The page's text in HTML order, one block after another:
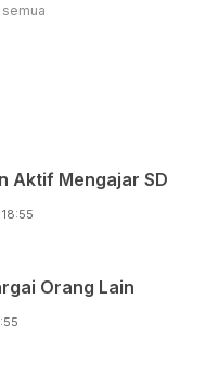
Aktif Mengajar SD
Orang Lain